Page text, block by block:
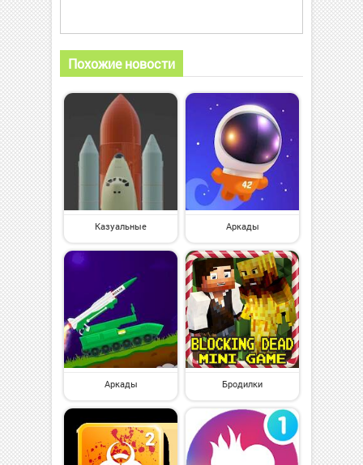
Похожие новости
Казуальные Аркады
Аркады Бродилки